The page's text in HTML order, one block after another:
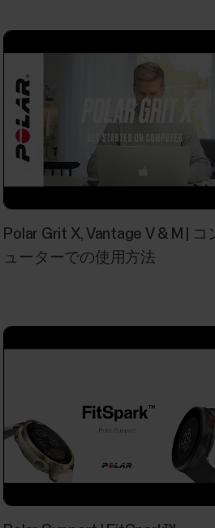
レベル20まで
トレーニング
息日を自由に
Polar Beat
下記の問題が
​Sleep Plus
費やしたかを
りまとめた値
の指標に対し
比較すること
れないことを
Polar Grit X, Vantage V & M | コ
ューターでの使用方法